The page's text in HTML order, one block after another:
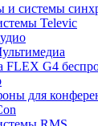
и системы
Televic
FLEX G4
для